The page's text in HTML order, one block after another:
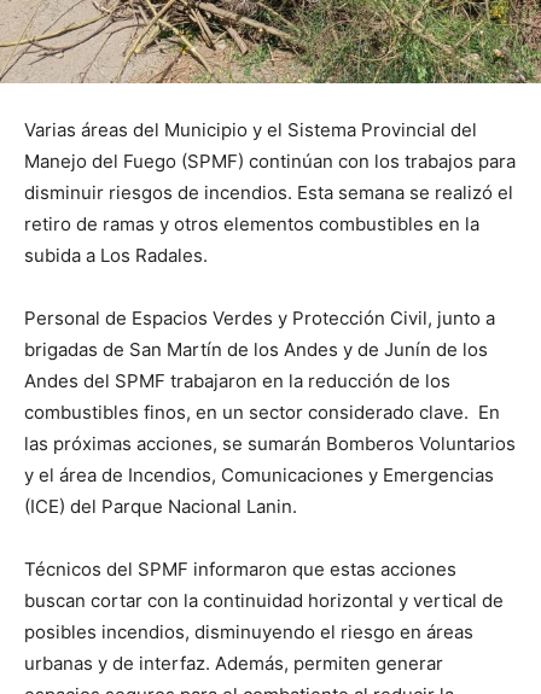
Varias áreas del Municipio y el Sistema Provincial del
Manejo del Fuego (SPMF) continúan con los trabajos para
disminuir riesgos de incendios. Esta semana se realizó el
retiro de ramas y otros elementos combustibles en la
subida a Los Radales.
Personal de Espacios Verdes y Protección Civil, junto a
brigadas de San Martín de los Andes y de Junín de los
Andes del SPMF trabajaron en la reducción de los
combustibles finos, en un sector considerado clave. En
las próximas acciones, se sumarán Bomberos Voluntarios
y el área de Incendios, Comunicaciones y Emergencias
(ICE) del Parque Nacional Lanin.
Técnicos del SPMF informaron que estas acciones
buscan cortar con la continuidad horizontal y vertical de
posibles incendios, disminuyendo el riesgo en áreas
urbanas y de interfaz. Además, permiten generar